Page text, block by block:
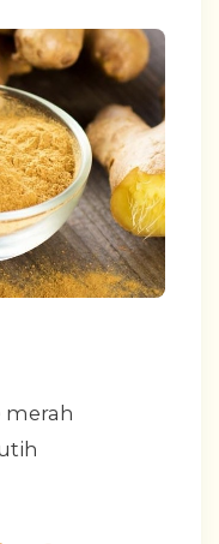
merah